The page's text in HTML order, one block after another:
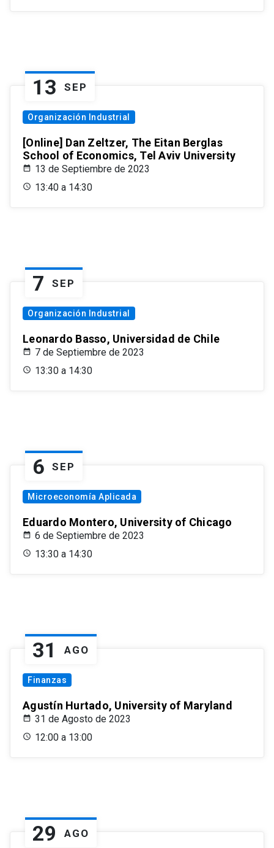
13 SEP
Organización Industrial
[Online] Dan Zeltzer, The Eitan Berglas
School of Economics, Tel Aviv University
13 de Septiembre de 2023
13:40 a 14:30
7 SEP
Organización Industrial
Leonardo Basso, Universidad de Chile
7 de Septiembre de 2023
13:30 a 14:30
6 SEP
Microeconomía Aplicada
Eduardo Montero, University of Chicago
6 de Septiembre de 2023
13:30 a 14:30
31 AGO
Finanzas
Agustín Hurtado, University of Maryland
31 de Agosto de 2023
12:00 a 13:00
29 AGO